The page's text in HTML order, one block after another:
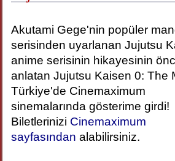
Akutami Gege'nin popüler
serisinden uyarlanan Jujutsu
anime serisinin hikayesinin
anlatan Jujutsu Kaisen 0: The
Türkiye'de Cinemaximum
sinemalarında gösterime girdi!
Biletlerinizi Cinemaximum
sayfasından alabilirsiniz.